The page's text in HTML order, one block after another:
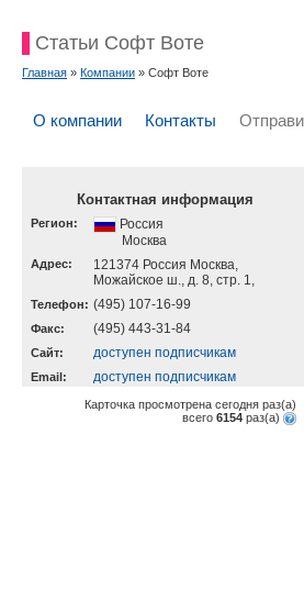
Статьи Софт Воте
Главная » Компании » Софт Воте
О компании Контакты
Контактная информация
Регион:
Россия
Москва
Адрес:
121374 Россия Москва,
Можайское ш., д. 8, стр. 1,
Телефон: (495) 107-16-99
Факс: (495) 443-31-84
Cайт: доступен подписчикам
Email: доступен подписчикам
Карточка просмотрена сегодня раз(a)
всего 6154 раз(a)